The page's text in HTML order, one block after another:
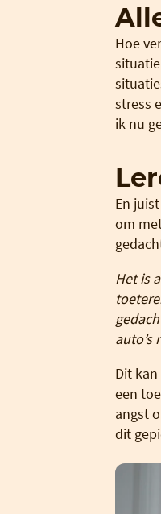
Hoe
stress
ik nu
En
om
Het is
auto’s
Dit
een
angst
dit